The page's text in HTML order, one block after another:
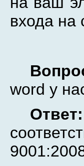
входа на
word у
Ответ: